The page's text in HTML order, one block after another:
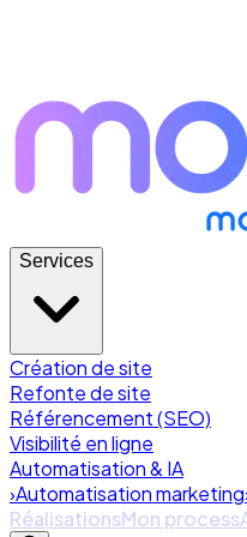
Services
Création de site
Refonte de site
Référencement (SEO)
Visibilité en ligne
Automatisation & IA
›Automatisation marketing
RéalisationsMon process